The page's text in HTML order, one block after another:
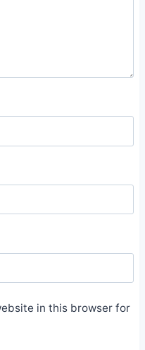
in this browser for